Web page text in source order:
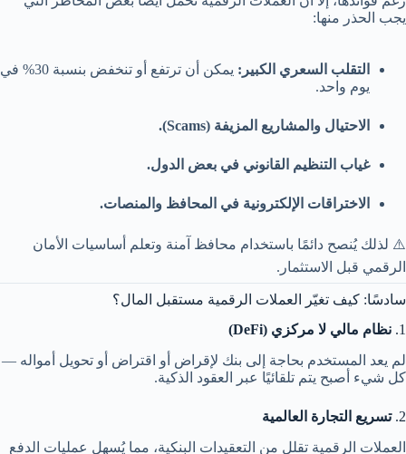
يجب الحذر منها:
التقلب السعري الكبير:
يمكن أن ترتفع أو تنخفض بنسبة 30% في
يوم واحد.
الاحتيال والمشاريع المزيفة (Scams).
غياب التنظيم القانوني في بعض الدول.
الاختراقات الإلكترونية في المحافظ والمنصات.
⚠️ لذلك يُنصح دائمًا باستخدام محافظ آمنة وتعلم أساسيات الأمان
الرقمي قبل الاستثمار.
سادسًا: كيف تغيّر العملات الرقمية مستقبل المال؟
1. نظام مالي لا مركزي (DeFi)
لم يعد المستخدم بحاجة إلى بنك لإقراض أو اقتراض أو تحويل أمواله —
كل شيء أصبح يتم تلقائيًا عبر العقود الذكية.
2. تسريع التجارة العالمية
العملات الرقمية تقلل من التعقيدات البنكية، مما يُسهل عمليات الدفع